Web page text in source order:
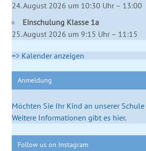
24. August 2026 um 10:30 Uhr – 13:00
Einschulung Klasse 1a
25. August 2026 um 9:15 Uhr – 11:15
=> Kalender anzeigen
Anmeldung
Möchten Sie Ihr Kind an unserer
Weitere Informationen gibt es hier.
Follow us on Instagram